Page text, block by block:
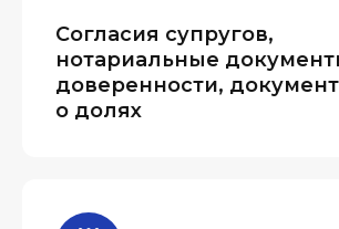
Согласия супругов,
нотариальные
доверенности,
о долях